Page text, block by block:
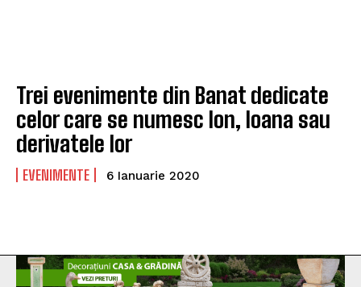
Trei evenimente din Banat dedicate
celor care se numesc Ion, Ioana sau
derivatele lor
EVENIMENTE 6 Ianuarie 2020